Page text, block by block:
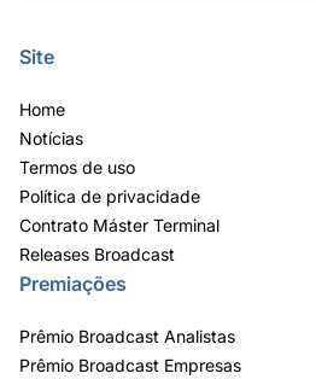
Site
Home
Notícias
Termos de uso
Política de privacidade
Contrato Máster Terminal
Releases Broadcast
Premiações
Prêmio Broadcast Analistas
Prêmio Broadcast Empresas